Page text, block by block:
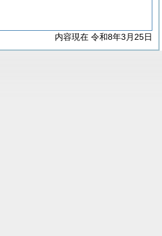
内容現在 令和8年3月25日